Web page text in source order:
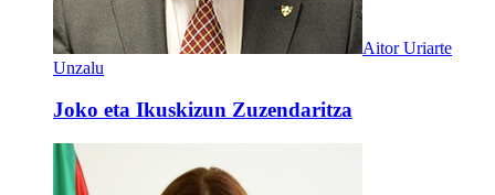
Aitor Uriarte
Unzalu
Joko eta Ikuskizun Zuzendaritza